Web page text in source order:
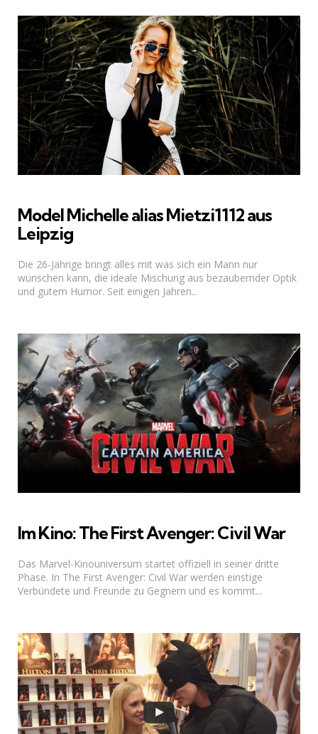
Model Michelle alias Mietzi1112 aus
Leipzig
Die 26-Jährige bringt alles mit was sich ein Mann nur
wünschen kann, die ideale Mischung aus bezaubernder Optik
und gutem Humor. Seit einigen Jahren...
Im Kino: The First Avenger: Civil War
Das Marvel-Kinouniversum startet offiziell in seiner dritte
Phase. In The First Avenger: Civil War werden einstige
Verbündete und Freunde zu Gegnern und es kommt...